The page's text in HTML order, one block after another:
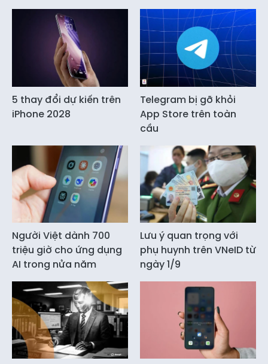
5 thay đổi dự kiến trên
iPhone 2028
Telegram bị gỡ khỏi
App Store trên toàn
cầu
Người Việt dành 700
triệu giờ cho ứng dụng
AI trong nửa năm
Lưu ý quan trọng với
phụ huynh trên VNeID từ
ngày 1/9